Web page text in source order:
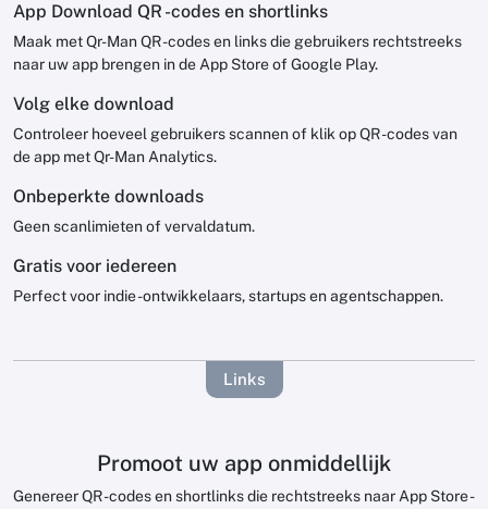
App Download QR -codes en shortlinks
Maak met Qr-Man QR -codes en links die gebruikers rechtstreeks
naar uw app brengen in de App Store of Google Play.
Volg elke download
Controleer hoeveel gebruikers scannen of klik op QR -codes van
de app met Qr-Man Analytics.
Onbeperkte downloads
Geen scanlimieten of vervaldatum.
Gratis voor iedereen
Perfect voor indie -ontwikkelaars, startups en agentschappen.
Links
Promoot uw app onmiddellijk
Genereer QR -codes en shortlinks die rechtstreeks naar App Store -